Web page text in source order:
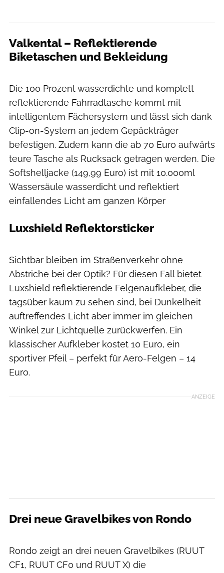
Valkental – Reflektierende
Biketaschen und Bekleidung
Die 100 Prozent wasserdichte und komplett
reflektierende Fahrradtasche kommt mit
intelligentem Fächersystem und lässt sich dank
Clip-on-System an jedem Gepäckträger
befestigen. Zudem kann die ab 70 Euro aufwärts
teure Tasche als Rucksack getragen werden. Die
Softshelljacke (149,99 Euro) ist mit 10.000ml
Wassersäule wasserdicht und reflektiert
einfallendes Licht am ganzen Körper
Luxshield Reflektorsticker
Sichtbar bleiben im Straßenverkehr ohne
Abstriche bei der Optik? Für diesen Fall bietet
Luxshield reflektierende Felgenaufkleber, die
tagsüber kaum zu sehen sind, bei Dunkelheit
auftreffendes Licht aber immer im gleichen
Winkel zur Lichtquelle zurückwerfen. Ein
klassischer Aufkleber kostet 10 Euro, ein
sportiver Pfeil – perfekt für Aero-Felgen – 14
Euro.
ANZEIGE
Drei neue Gravelbikes von Rondo
Rondo zeigt an drei neuen Gravelbikes (RUUT
CF1, RUUT CF0 und RUUT X) die